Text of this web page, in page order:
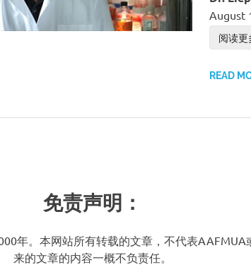
August
阅读更
READ
免责声明：
年。本网站所有转载的文章，不代表
来的文章的内容一概不负责任。